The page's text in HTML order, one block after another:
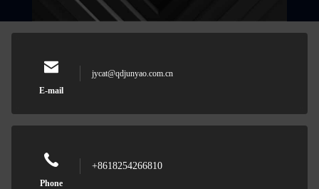
E-mail
jycat@qdjunyao.com.cn
Phone
+8618254266810